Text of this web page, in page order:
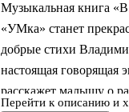
Музыкальная книга
«УМка» станет
добрые стихи
настоящая говорящая
расскажет малышу о
Перейти к описанию и